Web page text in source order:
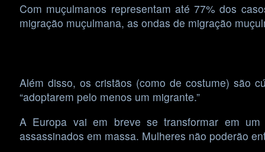
Com muçulmanos representam até 77% dos
migração muçulmana, as ondas de migração
Além disso, os cristãos (como de costume) são
“adoptarem pelo menos um migrante.”
A Europa vai em breve se transformar em um
assassinados em massa. Mulheres não poderão